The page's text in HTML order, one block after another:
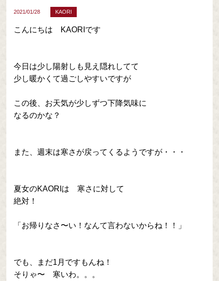
2021/01/28 KAORI
こんにちは KAORIです
今日は少し陽射しも見え隠れしてて
少し暖かくて過ごしやすいですが
この後、お天気が少しずつ下降気味に
なるのかな？
また、週末は寒さが戻ってくるようですが・・・
夏女のKAORIは 寒さに対して
絶対！
「お帰りなさ〜い！なんて言わないからね！！」
でも、まだ1月ですもんね！
そりゃ〜 寒いわ。。。